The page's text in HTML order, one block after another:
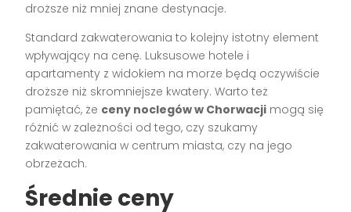
droższe niż mniej znane destynacje.
Standard zakwaterowania to kolejny istotny element
wpływający na cenę. Luksusowe hotele i
apartamenty z widokiem na morze będą oczywiście
droższe niż skromniejsze kwatery. Warto też
pamiętać, że ceny noclegów w Chorwacji mogą się
różnić w zależności od tego, czy szukamy
zakwaterowania w centrum miasta, czy na jego
obrzeżach.
Średnie ceny